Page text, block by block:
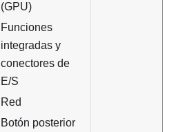
(GPU)
Funciones
integradas y
conectores de
E/S
Red
Botón posterior